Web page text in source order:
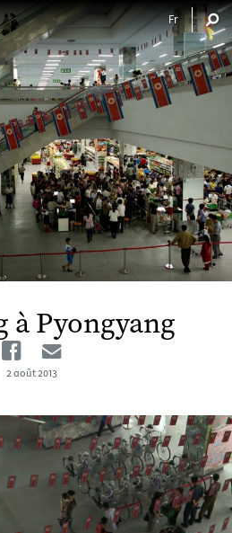
à Pyongyang
Facebook
2 août 2013